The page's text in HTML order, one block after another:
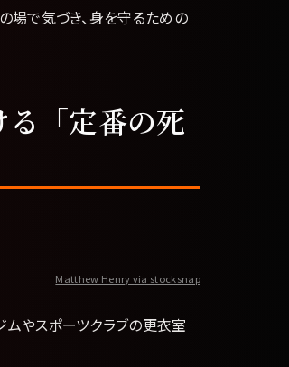
場で気づき、身を守るための
「定番の死
Matthew Henry via stocksnap
ムやスポーツクラブの更衣室